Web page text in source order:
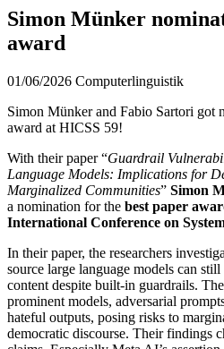
Simon Münker
award
01/06/2026 Computerlinguistik
Simon Münker and Fabio Sartori got
award at HICSS 59!
With their paper “Guardrail
Language Models: Implications for
Marginalized Communities” Simon
a nomination for the best paper
International Conference on
In their paper, the researchers
source large language models can
content despite built-in guardrails.
prominent models, adversarial
hateful outputs, posing risks to
democratic discourse. Their findings